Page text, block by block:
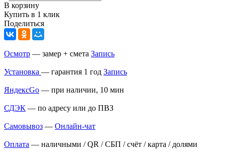
В корзину
Купить в 1 клик
Поделиться
Осмотр — замер + смета Запись
Установка — гарантия 1 год Запись
ЯндексGo — при наличии, 10 мин
СДЭК — по адресу или до ПВЗ
Самовывоз — Онлайн-чат
Оплата — наличными / QR / СБП / счёт / карта / долями